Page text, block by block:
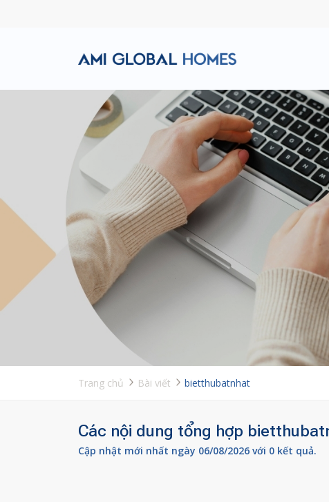
Trang chủ Bài viết bietthubatnhat
Các nội dung tổng hợp
Cập nhật mới nhất ngày 06/08/2026 với 0 kết quả.